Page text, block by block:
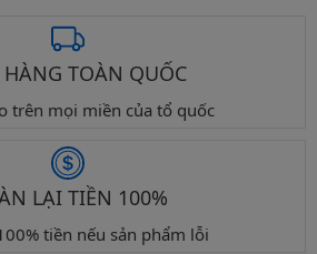
TOÀN QUỐC
trên mọi miền của tổ quốc
LẠI TIỀN 100%
tiền nếu sản phẩm lỗi